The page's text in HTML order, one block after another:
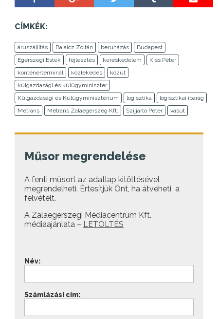
CÍMKÉK:
áruszállítás Balaicz Zoltán beruházás
Budapest
Egerszegi Esték
fejlesztés kereskedelem
Kiss Péter
konténerterminál
közlekedés
közút
külgazdasági és külügyminiszter
Külgazdasági és Külügyminisztérium
logisztika
logisztikai iparág
Metrans
Metrans Zalaegerszeg Kft. Szijjártó Péter vasút
Műsor megrendelése
A fenti műsort az adatlap kitöltésével
megrendelheti. Értesítjük Önt, ha átveheti a
felvételt.
A Zalaegerszegi Médiacentrum Kft.
médiaajánlata – LETÖLTÉS
Név:
Számlázási cím: